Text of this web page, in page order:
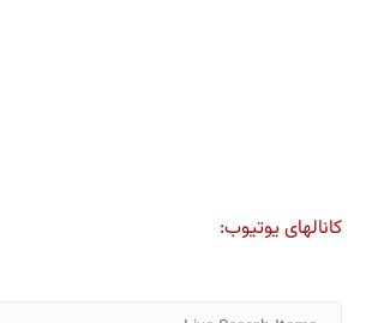
کانالهای یوتیوب: